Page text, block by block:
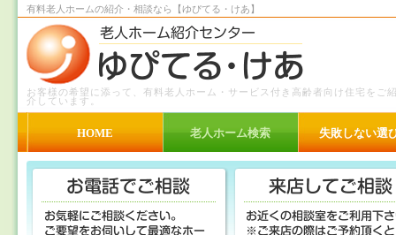
有料老人ホームの紹介・相談なら【ゆぴてる・けあ】
お客様の希望に添って、有料老人ホーム・サービス付き高齢者向け住宅をご
介しています。
HOME 老人ホーム検索 失敗しない選